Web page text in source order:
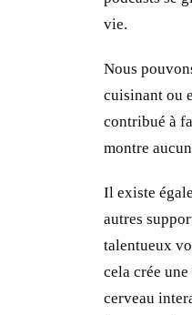
vie.
Nous
cuisinant ou
contribué à
montre
Il existe
autres
talentueux
cela crée
cerveau